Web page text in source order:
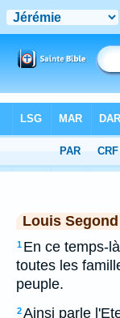
> Jérémie 31
Louis
1 En ce temps-
toutes les
peuple.
2Ainsi parle